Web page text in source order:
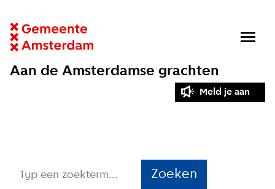
Aan de Amsterdamse grachten
Meld je aan
Zoeken